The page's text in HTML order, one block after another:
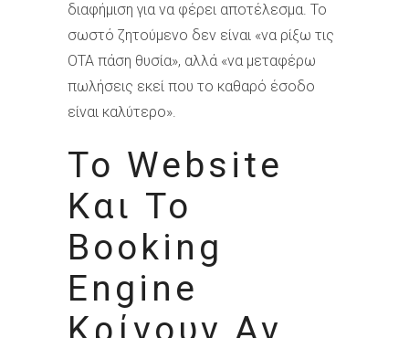
διαφήμιση για να φέρει αποτέλεσμα. Το
σωστό ζητούμενο δεν είναι «να ρίξω τις
OTA πάση θυσία», αλλά «να μεταφέρω
πωλήσεις εκεί που το καθαρό έσοδο
είναι καλύτερο».
Το Website
Και Το
Booking
Engine